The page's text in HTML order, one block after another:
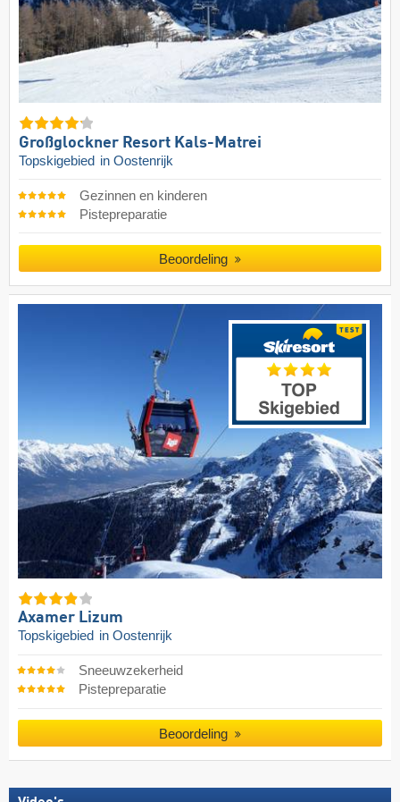
Großglockner Resort Kals-Matrei
Topskigebied in Oostenrijk
Gezinnen en kinderen
Pistepreparatie
Beoordeling
Axamer Lizum
Topskigebied in Oostenrijk
Sneeuwzekerheid
Pistepreparatie
Beoordeling